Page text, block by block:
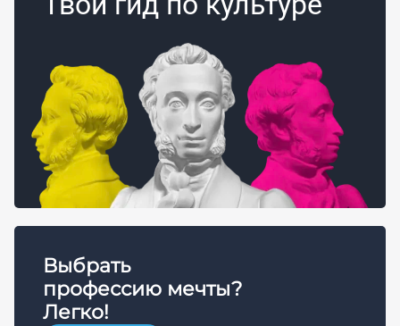
Выбрать
профессию мечты?
Легко!